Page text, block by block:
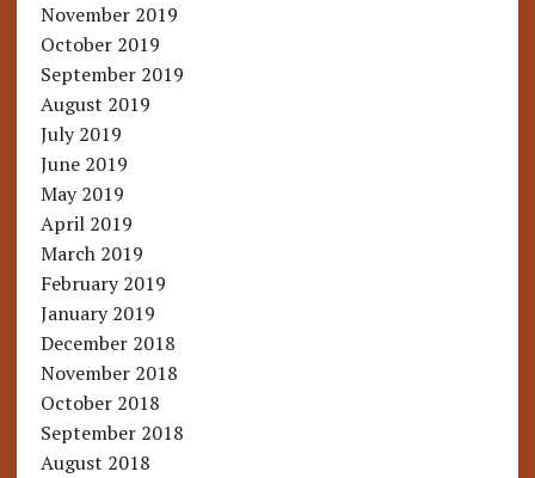
November 2019
October 2019
September 2019
August 2019
July 2019
June 2019
May 2019
April 2019
March 2019
February 2019
January 2019
December 2018
November 2018
October 2018
September 2018
August 2018